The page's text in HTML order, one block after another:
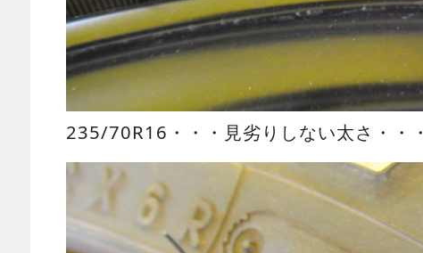
235/70R16・・・見劣りしない太さ・・・